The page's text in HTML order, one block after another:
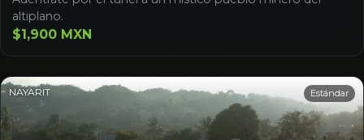
altiplano.
$1,900 MXN
NAYARIT Estándar